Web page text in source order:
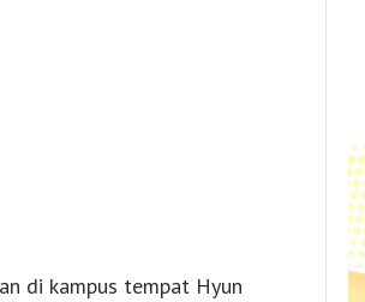
di kampus tempat Hyun